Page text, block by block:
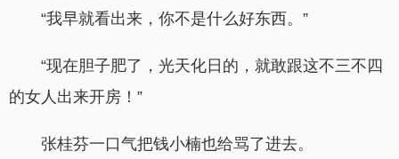
“我早就看出来，你不是什么好东西。”
“现在胆子肥了，光天化日的，就敢跟这不三不四
的女人出来开房！”
张桂芬一口气把钱小楠也给骂了进去。